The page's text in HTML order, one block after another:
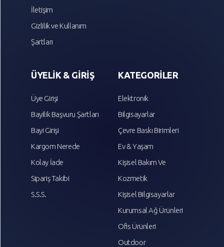
İletişim
Gizlilik ve Kullanım
Şartları
ÜYELİK & GİRİŞ
Üye Girişi
Bayilik Başvuru Şartları
Bayi Girişi
Kargom Nerede
Kolay İade
Sipariş Takibi
S.S.S.
KATEGORİLER
Elektronik
Bilgisayarlar
Çevre Baskı Birimleri
Ev & Yaşam
Kişisel Bakım Ve
Kozmetik
Kişisel Bilgisayarlar
Kurumsal Ağ Ürünleri
Ofis Ürünleri
Outdoor